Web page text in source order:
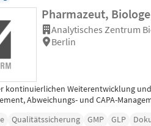
Pharmazeut,
Analytisches Zentrum
Berlin
kontinuierlichen Weiterentwicklung
Abweichungs- und CAPA-
Qualitätssicherung GMP GLP